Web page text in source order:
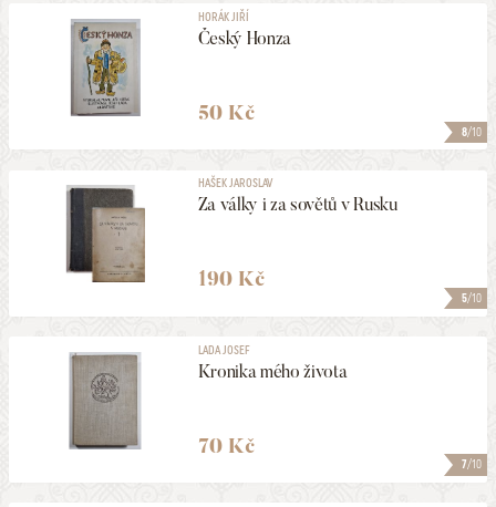
8/10
HORÁK JIŘÍ
Český Honza
50 Kč
5/10
HAŠEK JAROSLAV
Za války i za sovětů v Rusku
190 Kč
7/10
LADA JOSEF
Kronika mého života
70 Kč